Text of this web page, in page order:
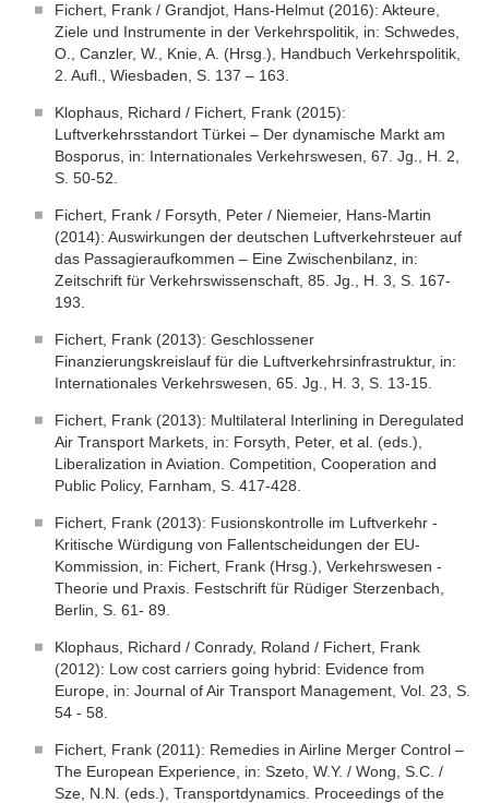
Fichert, Frank / Grandjot, Hans-Helmut (2016): Akteure,
Ziele und Instrumente in der Verkehrspolitik, in: Schwedes,
O., Canzler, W., Knie, A. (Hrsg.), Handbuch Verkehrspolitik,
2. Aufl., Wiesbaden, S. 137 – 163.
Klophaus, Richard / Fichert, Frank (2015):
Luftverkehrsstandort Türkei – Der dynamische Markt am
Bosporus, in: Internationales Verkehrswesen, 67. Jg., H. 2,
S. 50-52.
Fichert, Frank / Forsyth, Peter / Niemeier, Hans-Martin
(2014): Auswirkungen der deutschen Luftverkehrsteuer auf
das Passagieraufkommen – Eine Zwischenbilanz, in:
Zeitschrift für Verkehrswissenschaft, 85. Jg., H. 3, S. 167-
193.
Fichert, Frank (2013): Geschlossener
Finanzierungskreislauf für die Luftverkehrsinfrastruktur, in:
Internationales Verkehrswesen, 65. Jg., H. 3, S. 13-15.
Fichert, Frank (2013): Multilateral Interlining in Deregulated
Air Transport Markets, in: Forsyth, Peter, et al. (eds.),
Liberalization in Aviation. Competition, Cooperation and
Public Policy, Farnham, S. 417-428.
Fichert, Frank (2013): Fusionskontrolle im Luftverkehr -
Kritische Würdigung von Fallentscheidungen der EU-
Kommission, in: Fichert, Frank (Hrsg.), Verkehrswesen -
Theorie und Praxis. Festschrift für Rüdiger Sterzenbach,
Berlin, S. 61- 89.
Klophaus, Richard / Conrady, Roland / Fichert, Frank
(2012): Low cost carriers going hybrid: Evidence from
Europe, in: Journal of Air Transport Management, Vol. 23, S.
54 - 58.
Fichert, Frank (2011): Remedies in Airline Merger Control –
The European Experience, in: Szeto, W.Y. / Wong, S.C. /
Sze, N.N. (eds.), Transportdynamics. Proceedings of the